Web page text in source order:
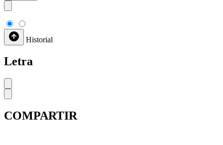
Historial
Letra
COMPARTIR